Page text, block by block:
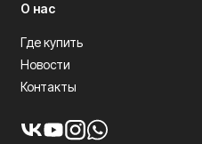
О нас
Где купить
Новости
Контакты